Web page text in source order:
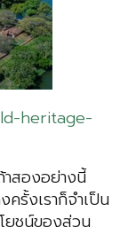
heritage-
าสองอย่างนี้
รั้งเราก็จำเป็น
ยชน์ของส่วน